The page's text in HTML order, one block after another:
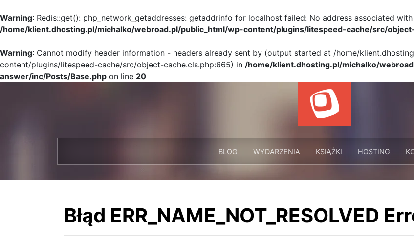
Warning: Redis::get(): php_network_getaddresses: getaddrinfo for localhost failed: No address associated
/home/klient.dhosting.pl/michalko/webroad.pl/public_html/wp-content/plugins/litespeed-cache/src/
Warning: Cannot modify header information - headers already sent by (output started at /home/
content/plugins/litespeed-cache/src/object-cache.cls.php:665) in /home/klient.dhosting.pl/michalko/
answer/inc/Posts/Base.php on line 20
BLOG WYDARZENIA KSIĄŻKI HOSTING
Błąd ERR_NAME_NOT_RESOLVED